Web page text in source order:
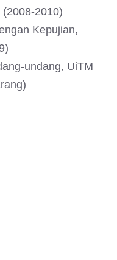
2010)
Kepujian,
undang, UiTM